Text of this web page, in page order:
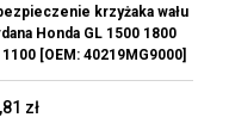
krzyżaka wału
Honda GL 1500 1800
1100 [OEM: 40219MG9000]
zł